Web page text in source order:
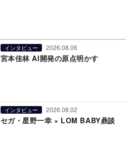
インタビュー 2026.08.06
宮本佳林 AI開発の原点明かす
インタビュー 2026.08.02
セガ・星野一幸 × LOM BABY鼎談